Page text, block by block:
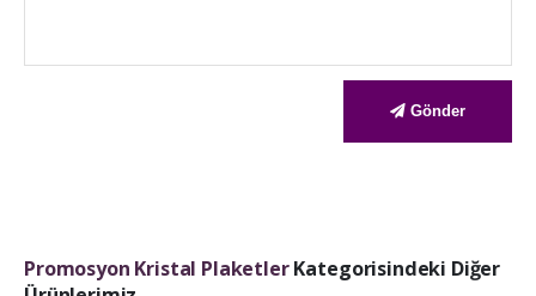
Gönder
Promosyon Kristal PlaketlerKategorisindeki Diğer